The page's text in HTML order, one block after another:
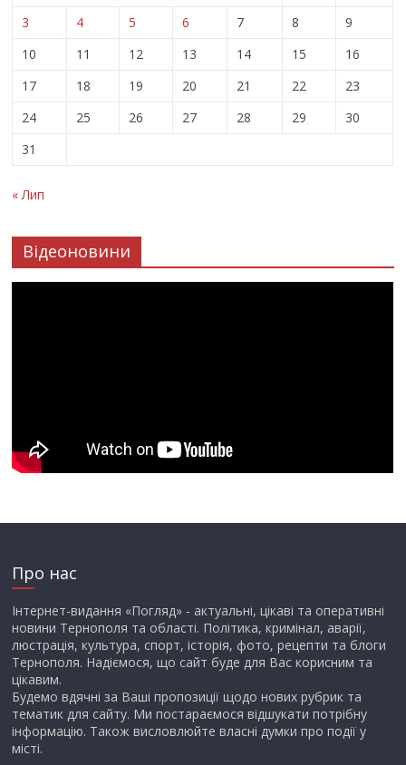
3
4 5 6 7 8
9
10
11 12 13 14 15
16
17
18 19 20 21 22
23
24
25 26 27 28 29
30
31
« Лип
Відеоновини
Про нас
Інтернет-видання «Погляд» - актуальні, цікаві та оперативні
новини Тернополя та області. Політика, кримінал, аварії,
люстрація, культура, спорт, історія, фото, рецепти та блоги
Тернополя. Надіємося, що сайт буде для Вас корисним та
цікавим.
Будемо вдячні за Ваші пропозиції щодо нових рубрик та
тематик для сайту. Ми постараємося відшукати потрібну
інформацію. Також висловлюйте власні думки про події у
місті.